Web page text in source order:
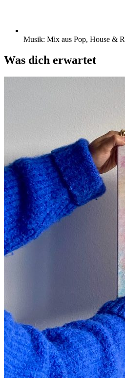
Musik: Mix aus Pop, House &
Was dich erwartet